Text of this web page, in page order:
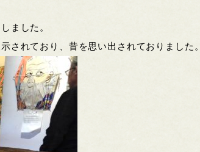
ました。
されており、昔を思い出されておりました。